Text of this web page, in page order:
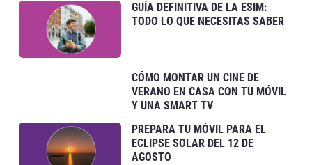
GUÍA DEFINITIVA DE LA ESIM:
TODO LO QUE NECESITAS SABER
CÓMO MONTAR UN CINE DE
VERANO EN CASA CON TU MÓVIL
Y UNA SMART TV
PREPARA TU MÓVIL PARA EL
ECLIPSE SOLAR DEL 12 DE
AGOSTO